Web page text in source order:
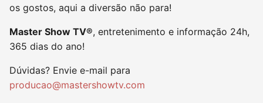
os gostos, aqui a diversão não para!
Master Show TV®, entretenimento e informação 24h,
365 dias do ano!
Dúvidas? Envie e-mail para
producao@mastershowtv.com